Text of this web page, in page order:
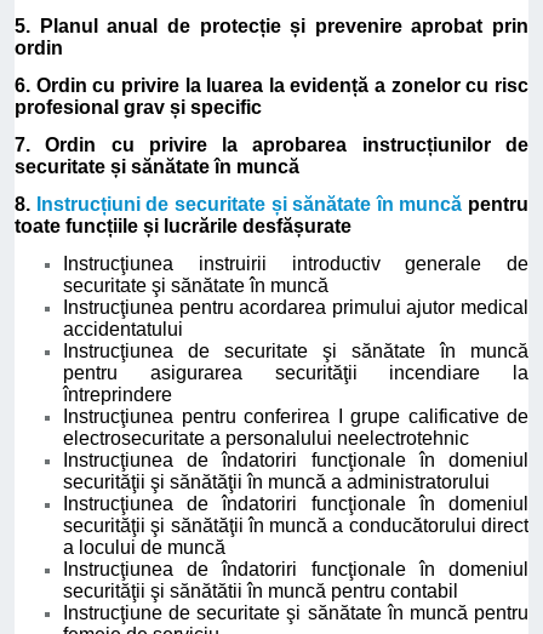
5. Planul anual de protecție și prevenire aprobat prin
ordin
6. Ordin cu privire la luarea la evidență a zonelor cu risc
profesional grav și specific
7. Ordin cu privire la aprobarea instrucțiunilor de
securitate și sănătate în muncă
8. Instrucțiuni de securitate și sănătate în muncă pentru
toate funcțiile și lucrările desfășurate
Instrucţiunea instruirii introductiv generale de
securitate şi sănătate în muncă
Instrucţiunea pentru acordarea primului ajutor medical
accidentatului
Instrucţiunea de securitate şi sănătate în muncă
pentru asigurarea securităţii incendiare la
întreprindere
Instrucţiunea pentru conferirea I grupe calificative de
electrosecuritate a personalului neelectrotehnic
Instrucţiunea de îndatoriri funcţionale în domeniul
securităţii şi sănătăţii în muncă a administratorului
Instrucţiunea de îndatoriri funcţionale în domeniul
securităţii şi sănătăţii în muncă a conducătorului direct
a locului de muncă
Instrucţiunea de îndatoriri funcţionale în domeniul
securităţii şi sănătătii în muncă pentru contabil
Instrucţiune de securitate şi sănătate în muncă pentru